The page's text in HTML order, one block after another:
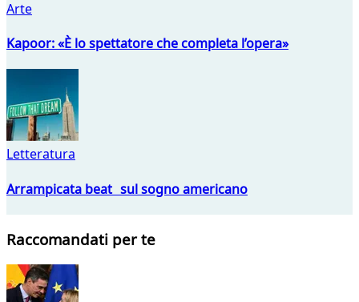
Arte
Kapoor: «È lo spettatore che completa l’opera»
Letteratura
Arrampicata beat sul sogno americano
Raccomandati per te